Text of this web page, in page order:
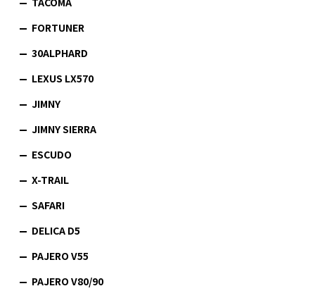
FORTUNER
30ALPHARD
LEXUS LX570
JIMNY
JIMNY SIERRA
ESCUDO
X-TRAIL
SAFARI
DELICA D5
PAJERO V55
PAJERO V80/90